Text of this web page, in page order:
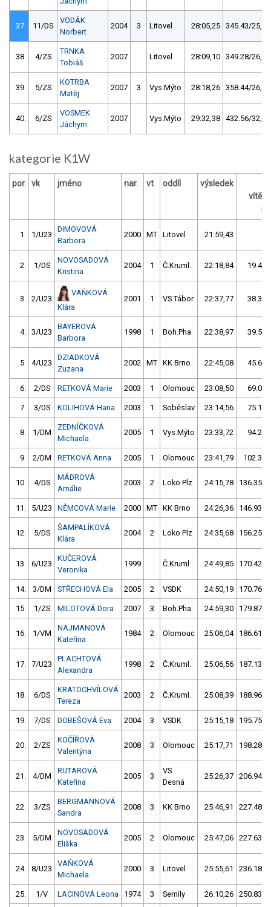
37. 11/DS
VODÁK
Norbert
2004 3 Litovel 28:05,25 345.43/25,8
38. 4/ZS
TRNKA
Tobiáš
2007 Litovel 28:09,10 349.28/26,1
39. 5/ZS
KOTRBA
Matěj
2007 3 Vys.Mýto 28:18,26 358.44/26,8
40. 6/ZS
VOSMEK
Jáchym
2007 Vys.Mýto 29:32,38 432.56/32,3
kategorie K1W
por. vk jméno nar. vt oddíl výsledek
s
1. 1/U23
DIMOVOVÁ
Barbora
2000 MT Litovel 21:59,43
2. 1/DS
NOVOSADOVÁ
Kristina
2004 1 Č.Kruml. 22:18,84 19.41/
3. 2/U23
VAŇKOVÁ
Klára
2001 1 VS Tábor 22:37,77 38.34/
4. 3/U23
BAYEROVÁ
Barbora
1998 1 Boh.Pha 22:38,97 39.54/
5. 4/U23
DZIADKOVÁ
Zuzana
2002 MT KK Brno 22:45,08 45.65/
6. 2/DS RETKOVÁ Marie 2003 1 Olomouc 23:08,50 69.07/
7. 3/DS KOLIHOVÁ Hana 2003 1 Soběslav 23:14,56 75.13/
8. 1/DM
ZEDNÍČKOVÁ
Michaela
2005 1 Vys.Mýto 23:33,72 94.29/
9. 2/DM RETKOVÁ Anna 2005 1 Olomouc 23:41,79 102.36/
10. 4/DS
MÁDROVÁ
Amálie
2003 2 Loko Plz 24:15,78 136.35/
11. 5/U23 NĚMCOVÁ Marie 2000 MT KK Brno 24:26,36 146.93/
12. 5/DS
ŠAMPALÍKOVÁ
Klára
2004 2 Loko Plz 24:35,68 156.25/
13. 6/U23
KUČEROVÁ
Veronika
1999 Č.Kruml. 24:49,85 170.42/
14. 3/DM STŘECHOVÁ Ela 2005 2 VSDK 24:50,19 170.76/
15. 1/ZS MILOTOVÁ Dora 2007 3 Boh.Pha 24:59,30 179.87/
16. 1/VM
NAJMANOVÁ
Kateřina
1984 2 Olomouc 25:06,04 186.61/
17. 7/U23
PLACHTOVÁ
Alexandra
1998 2 Č.Kruml. 25:06,56 187.13/
18. 6/DS
KRATOCHVÍLOVÁ
Tereza
2003 2 Č.Kruml. 25:08,39 188.96/
19. 7/DS DOBEŠOVÁ Eva 2004 3 VSDK 25:15,18 195.75/
20. 2/ZS
KOČÍŘOVÁ
Valentýna
2008 3 Olomouc 25:17,71 198.28/
21. 4/DM
RUTAROVÁ
Kateřina
2005 3
VS
Desná
25:26,37 206.94/
22. 3/ZS
BERGMANNOVÁ
Sandra
2008 3 KK Brno 25:46,91 227.48/
23. 5/DM
NOVOSADOVÁ
Eliška
2005 2 Olomouc 25:47,06 227.63/
24. 8/U23
VAŇKOVÁ
Michaela
2000 3 Litovel 25:55,61 236.18/
25. 1/V LACINOVÁ Leona 1974 3 Semily 26:10,26 250.83/